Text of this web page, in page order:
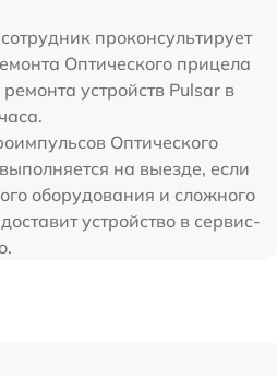
проконсультирует
Оптического прицела
устройств Pulsar в
Оптического
на выезде, если
оборудования и сложного
устройство в сервис-